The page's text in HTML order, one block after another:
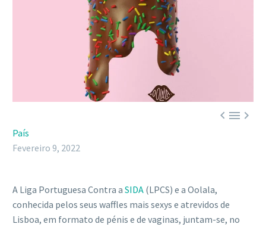

País
Fevereiro 9, 2022
A Liga Portuguesa Contra a SIDA (LPCS) e a Oolala,
conhecida pelos seus waffles mais sexys e atrevidos de
Lisboa, em formato de pénis e de vaginas, juntam-se, no